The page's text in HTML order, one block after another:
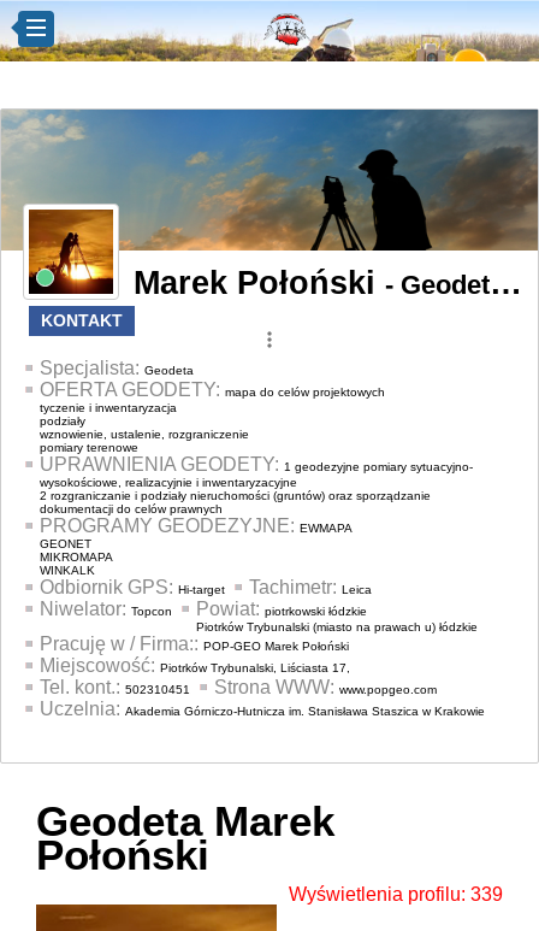
KONTAKT
Marek Połoński - Geodeta z Piotrków Trybunalski
more_vert
Specjalista: Geodeta
OFERTA GEODETY: mapa do celów projektowych
tyczenie i inwentaryzacja
podziały
wznowienie, ustalenie, rozgraniczenie
pomiary terenowe
UPRAWNIENIA GEODETY: 1 geodezyjne pomiary sytuacyjno-
wysokościowe, realizacyjnie i inwentaryzacyjne
2 rozgraniczanie i podziały nieruchomości (gruntów) oraz sporządzanie
dokumentacji do celów prawnych
PROGRAMY GEODEZYJNE: EWMAPA
GEONET
MIKROMAPA
WINKALK
Odbiornik GPS: Hi-target Tachimetr: Leica
Niwelator: Topcon Powiat: piotrkowski łódzkie
Piotrków Trybunalski (miasto na prawach u) łódzkie
Pracuję w / Firma:: POP-GEO Marek Połoński
Miejscowość: Piotrków Trybunalski, Liściasta 17,
Tel. kont.: 502310451 Strona WWW: www.popgeo.com
Uczelnia: Akademia Górniczo-Hutnicza im. Stanisława Staszica w Krakowie
Geodeta Marek
Połoński
Wyświetlenia profilu: 339